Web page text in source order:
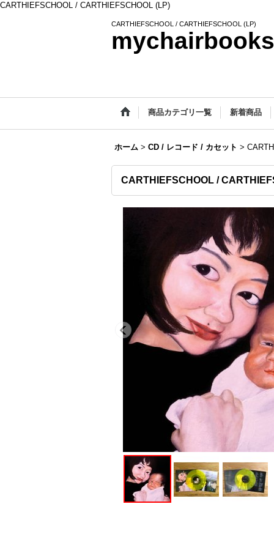
CARTHIEFSCHOOL / CARTHIEFSCHOOL (LP)
CARTHIEFSCHOOL / CARTHIEFSCHOOL (LP)
mychairbooks
商品カテゴリ一覧 新着商品
ホーム > CD / レコード / カセット >
CARTHIEFSCHOOL /